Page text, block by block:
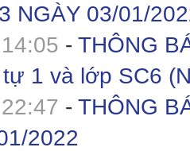
NGÀY 03/01/
- THÔNG
1 và lớp SC6
- THÔNG
2022